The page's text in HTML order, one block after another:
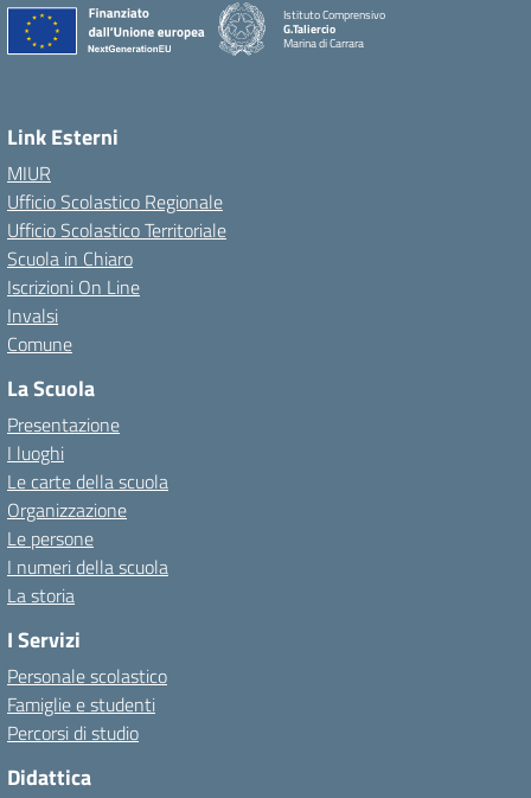
Istituto Comprensivo
G.Taliercio
Marina di Carrara
Link Esterni
MIUR
Ufficio Scolastico Regionale
Ufficio Scolastico Territoriale
Scuola in Chiaro
Iscrizioni On Line
Invalsi
Comune
La Scuola
Presentazione
I luoghi
Le carte della scuola
Organizzazione
Le persone
I numeri della scuola
La storia
I Servizi
Personale scolastico
Famiglie e studenti
Percorsi di studio
Didattica